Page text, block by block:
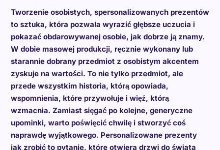
Tworzenie osobistych, spersonalizowanych prezentów
to sztuka, która pozwala wyrazić głębsze uczucia i
pokazać obdarowywanej osobie, jak dobrze ją znamy.
W dobie masowej produkcji, ręcznie wykonany lub
starannie dobrany przedmiot z osobistym akcentem
zyskuje na wartości. To nie tylko przedmiot, ale
przede wszystkim historia, którą opowiada,
wspomnienia, które przywołuje i więź, którą
wzmacnia. Zamiast sięgać po kolejne, generyczne
upominki, warto poświęcić chwilę i stworzyć coś
naprawdę wyjątkowego. Personalizowane prezenty
jak zrobić to pytanie, które otwiera drzwi do świata